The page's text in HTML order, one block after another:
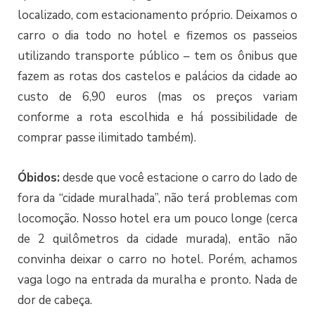
localizado, com estacionamento próprio. Deixamos o
carro o dia todo no hotel e fizemos os passeios
utilizando transporte público – tem os ônibus que
fazem as rotas dos castelos e palácios da cidade ao
custo de 6,90 euros (mas os preços variam
conforme a rota escolhida e há possibilidade de
comprar passe ilimitado também).
Óbidos:desde que você estacione o carro do lado de
fora da “cidade muralhada”, não terá problemas com
locomoção. Nosso hotel era um pouco longe (cerca
de 2 quilômetros da cidade murada), então não
convinha deixar o carro no hotel. Porém, achamos
vaga logo na entrada da muralha e pronto. Nada de
dor de cabeça.